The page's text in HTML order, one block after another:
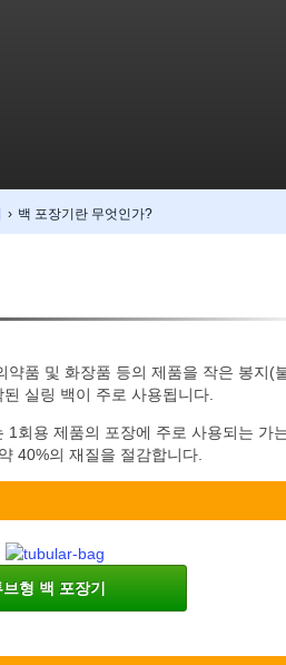
› 백 포장기란 무엇인가?
약품 및 화장품 등의 제품을 작은 봉지(
된 실링 백이 주로 사용됩니다.
1회용 제품의 포장에 주로 사용되는 가
40%의 재질을 절감합니다.
형 백 포장기